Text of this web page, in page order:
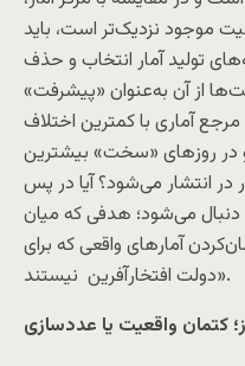
موجود نزدیک‌تر است، باید
تولید آمار انتخاب و حذف
از آن به‌عنوان «پیشرفت»
مرجع آماری با کمترین اختلاف
در روزهای «سخت» بیشترین
انتشار می‌شود؟ آیا در پس
می‌شود؛ هدفی که میان
آمارهای واقعی که برای
دولت افتخار‌آفرین نیستند».
کتمان واقعیت یا عددسازی